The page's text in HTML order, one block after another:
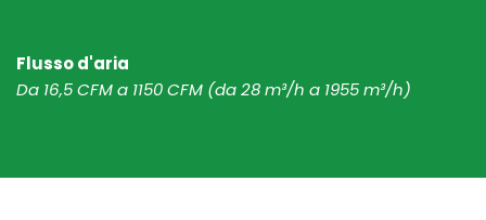
Flusso d'aria
Da 16,5 CFM a 1150 CFM (da 28 m³/h a 1955 m³/h)